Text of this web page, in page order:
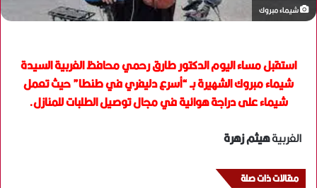
شيماء مبروك
استقبل مساء اليوم الدكتور طارق رحمي محافظ الغربية السيدة
شيماء مبروك الشهيرة بـ “أسرع دليفري في طنطا” حيث تعمل
شيماء على دراجة هوائية في مجال توصيل الطلبات للمنازل.
الغربيةهيثم زهرة
مقالات ذات صلة